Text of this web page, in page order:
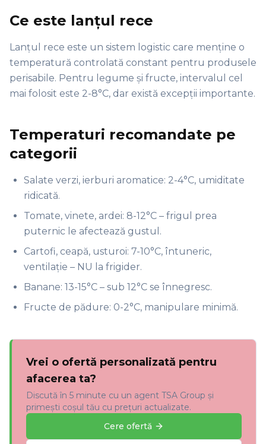
Ce este lanțul rece
Lanțul rece este un sistem logistic care menține o
temperatură controlată constant pentru produsele
perisabile. Pentru legume și fructe, intervalul cel
mai folosit este 2-8°C, dar există excepții importante.
Temperaturi recomandate pe
categorii
Salate verzi, ierburi aromatice: 2-4°C, umiditate
ridicată.
Tomate, vinete, ardei: 8-12°C – frigul prea
puternic le afectează gustul.
Cartofi, ceapă, usturoi: 7-10°C, întuneric,
ventilație – NU la frigider.
Banane: 13-15°C – sub 12°C se înnegresc.
Fructe de pădure: 0-2°C, manipulare minimă.
Vrei o ofertă personalizată pentru
afacerea ta?
Discută în 5 minute cu un agent TSA Group și
primești coșul tău cu prețuri actualizate.
Cere ofertă